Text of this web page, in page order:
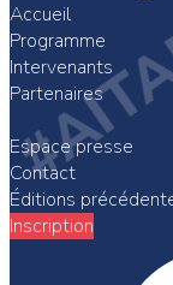
Accueil
Programme
Intervenants
Partenaires
Infos pratiques
Espace presse
Contact
Éditions
Inscription